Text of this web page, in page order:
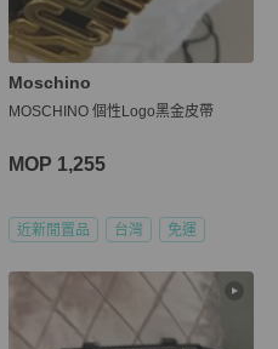
Moschino
MOSCHINO 個性Logo黑金皮帶
MOP 1,255
近新閒置品 台灣 免運